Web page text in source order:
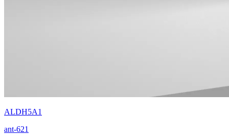
ALDH5A1
ant-621